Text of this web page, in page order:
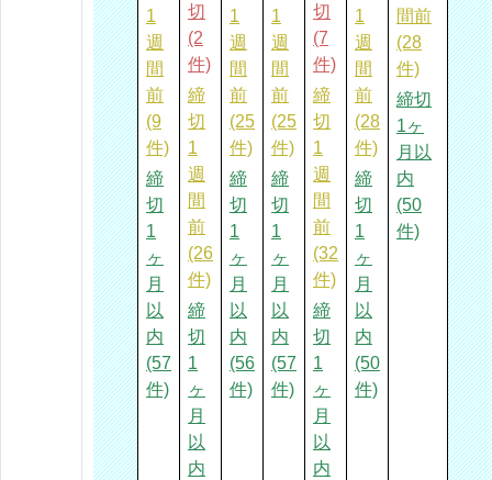
1
週
間
前
(9
件)
締
切
1
ヶ
月
以
内
(57
件)
切
(2
件)
締
切
1
週
間
前
(26
件)
締
切
1
ヶ
月
以
内
1
週
間
前
(25
件)
締
切
1
ヶ
月
以
内
(56
件)
1
週
間
前
(25
件)
締
切
1
ヶ
月
以
内
(57
件)
切
(7
件)
締
切
1
週
間
前
(32
件)
締
切
1
ヶ
月
以
内
1
週
間
前
(28
件)
締
切
1
ヶ
月
以
内
(50
件)
間前
(28
件)
締切
1ヶ
月以
内
(50
件)